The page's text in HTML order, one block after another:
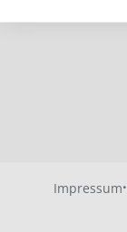
Impressum·